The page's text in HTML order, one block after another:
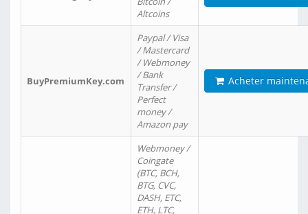
Altcoins
BuyPremiumKey.com
Paypal / Visa
/ Mastercard
/ Webmoney
/ Bank
Transfer /
Perfect
money /
Amazon pay
Acheter
Webmoney /
Coingate
(BTC, BCH,
BTG, CVC,
DASH, ETC,
ETH, LTC,